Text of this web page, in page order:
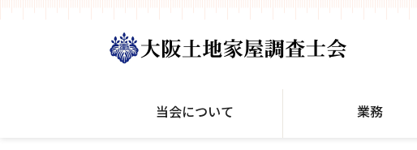
当会について 業務